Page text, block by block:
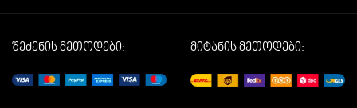
შეძენის მეთოდები: მიტანის მეთოდები: